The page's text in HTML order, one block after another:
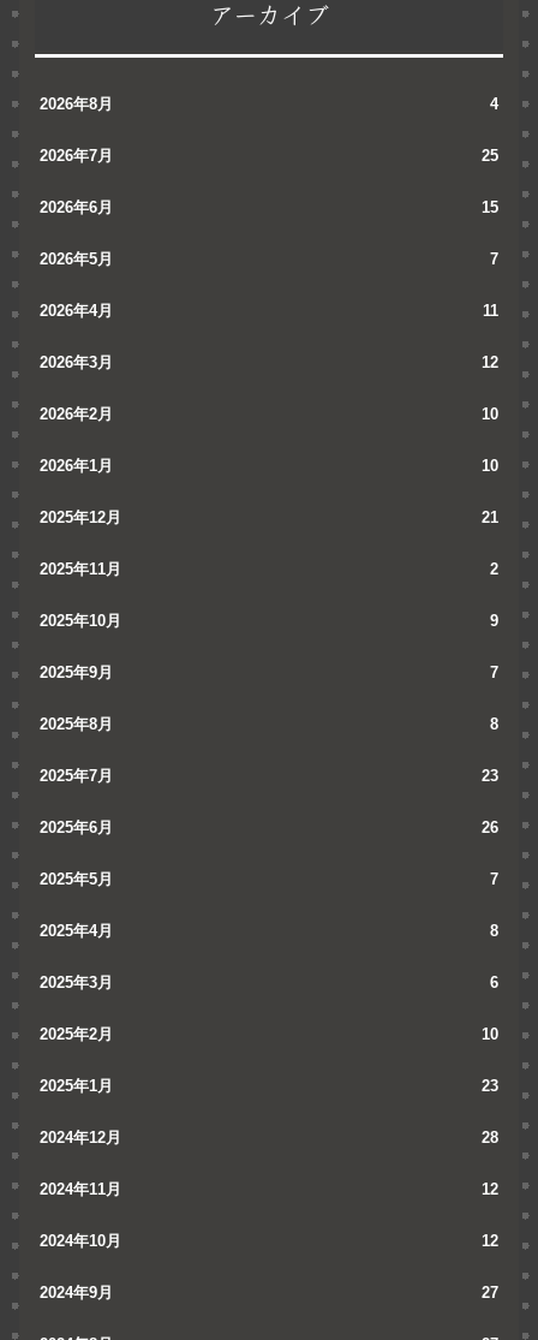
アーカイブ
2026年8月 4
2026年7月 25
2026年6月 15
2026年5月 7
2026年4月 11
2026年3月 12
2026年2月 10
2026年1月 10
2025年12月 21
2025年11月 2
2025年10月 9
2025年9月 7
2025年8月 8
2025年7月 23
2025年6月 26
2025年5月 7
2025年4月 8
2025年3月 6
2025年2月 10
2025年1月 23
2024年12月 28
2024年11月 12
2024年10月 12
2024年9月 27